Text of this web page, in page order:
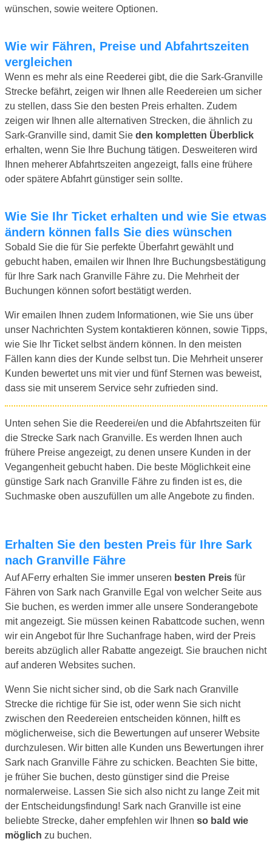
wünschen, sowie weitere Optionen.
Wie wir Fähren, Preise und Abfahrtszeiten
vergleichen
Wenn es mehr als eine Reederei gibt, die die Sark-Granville
Strecke befährt, zeigen wir Ihnen alle Reedereien um sicher
zu stellen, dass Sie den besten Preis erhalten. Zudem
zeigen wir Ihnen alle alternativen Strecken, die ähnlich zu
Sark-Granville sind, damit Sie den kompletten Überblick
erhalten, wenn Sie Ihre Buchung tätigen. Desweiteren wird
Ihnen meherer Abfahrtszeiten angezeigt, falls eine frühere
oder spätere Abfahrt günstiger sein sollte.
Wie Sie Ihr Ticket erhalten und wie Sie etwas
ändern können falls Sie dies wünschen
Sobald Sie die für Sie perfekte Überfahrt gewählt und
gebucht haben, emailen wir Ihnen Ihre Buchungsbestätigung
für Ihre Sark nach Granville Fähre zu. Die Mehrheit der
Buchungen können sofort bestätigt werden.
Wir emailen Ihnen zudem Informationen, wie Sie uns über
unser Nachrichten System kontaktieren können, sowie Tipps,
wie Sie Ihr Ticket selbst ändern können. In den meisten
Fällen kann dies der Kunde selbst tun. Die Mehrheit unserer
Kunden bewertet uns mit vier und fünf Sternen was beweist,
dass sie mit unserem Service sehr zufrieden sind.
Unten sehen Sie die Reederei/en und die Abfahrtszeiten für
die Strecke Sark nach Granville. Es werden Ihnen auch
frühere Preise angezeigt, zu denen unsere Kunden in der
Vegangenheit gebucht haben. Die beste Möglichkeit eine
günstige Sark nach Granville Fähre zu finden ist es, die
Suchmaske oben auszufüllen um alle Angebote zu finden.
Erhalten Sie den besten Preis für Ihre Sark
nach Granville Fähre
Auf AFerry erhalten Sie immer unseren besten Preis für
Fähren von Sark nach Granville Egal von welcher Seite aus
Sie buchen, es werden immer alle unsere Sonderangebote
mit angezeigt. Sie müssen keinen Rabattcode suchen, wenn
wir ein Angebot für Ihre Suchanfrage haben, wird der Preis
bereits abzüglich aller Rabatte angezeigt. Sie brauchen nicht
auf anderen Websites suchen.
Wenn Sie nicht sicher sind, ob die Sark nach Granville
Strecke die richtige für Sie ist, oder wenn Sie sich nicht
zwischen den Reedereien entscheiden können, hilft es
möglicherweise, sich die Bewertungen auf unserer Website
durchzulesen. Wir bitten alle Kunden uns Bewertungen ihrer
Sark nach Granville Fähre zu schicken. Beachten Sie bitte,
je früher Sie buchen, desto günstiger sind die Preise
normalerweise. Lassen Sie sich also nicht zu lange Zeit mit
der Entscheidungsfindung! Sark nach Granville ist eine
beliebte Strecke, daher empfehlen wir Ihnen so bald wie
möglich zu buchen.